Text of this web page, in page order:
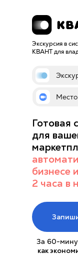
Экскурсия в
КВАНТ для
Готовая
для
бизнесе
2 часа в
За 60-
как